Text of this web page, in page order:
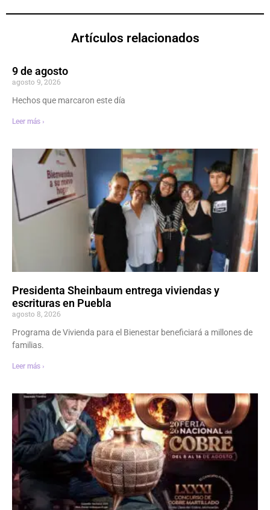
Artículos relacionados
9 de agosto
agosto 9, 2026
Hechos que marcaron este día
Leer más ›
Presidenta Sheinbaum entrega viviendas y
escrituras en Puebla
agosto 8, 2026
Programa de Vivienda para el Bienestar beneficiará a millones de
familias.
Leer más ›